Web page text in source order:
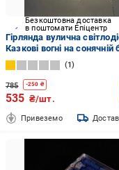
Безкоштовна доставка
в поштомати Епіцентр
Гірлянда вулична
Казкові вогні на сонячній
з дистанційним
(HA-83)
1
785 -250 ₴
535 ₴/шт.
Привеземо